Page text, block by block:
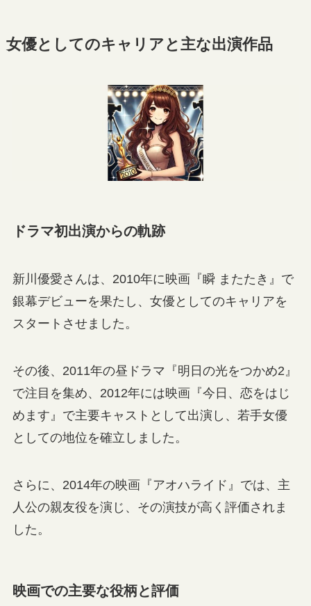
女優としてのキャリアと主な出演作品
ドラマ初出演からの軌跡
新川優愛さんは、2010年に映画『瞬 またたき』で
銀幕デビューを果たし、女優としてのキャリアを
スタートさせました。
その後、2011年の昼ドラマ『明日の光をつかめ2』
で注目を集め、2012年には映画『今日、恋をはじ
めます』で主要キャストとして出演し、若手女優
としての地位を確立しました。
さらに、2014年の映画『アオハライド』では、主
人公の親友役を演じ、その演技が高く評価されま
した。
映画での主要な役柄と評価